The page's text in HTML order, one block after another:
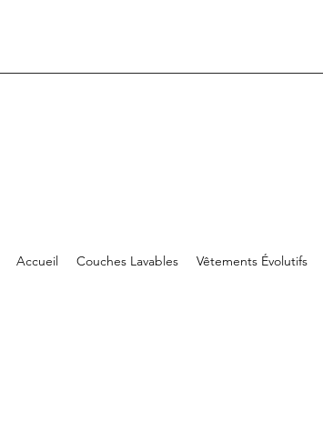
Accueil Couches Lavables Vêtements Évolutifs